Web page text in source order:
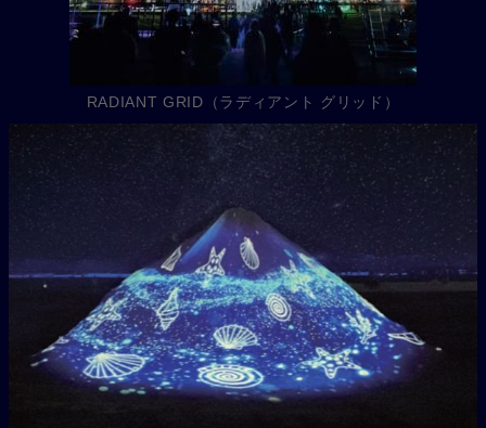
RADIANT GRID（ラディアント グリッド）